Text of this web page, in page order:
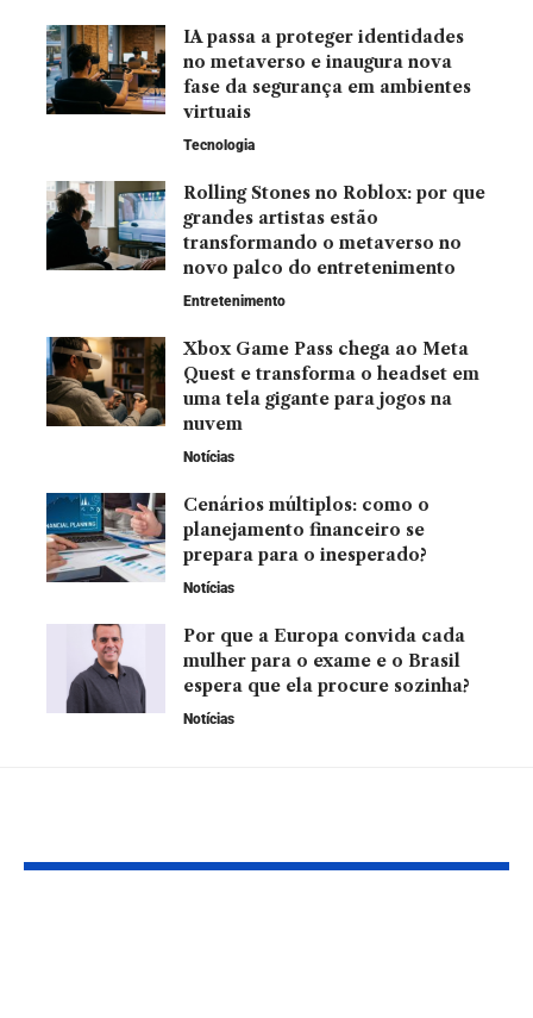
IA passa a proteger identidades
no metaverso e inaugura nova
fase da segurança em ambientes
virtuais
Tecnologia
Rolling Stones no Roblox: por que
grandes artistas estão
transformando o metaverso no
novo palco do entretenimento
Entretenimento
Xbox Game Pass chega ao Meta
Quest e transforma o headset em
uma tela gigante para jogos na
nuvem
Notícias
Cenários múltiplos: como o
planejamento financeiro se
prepara para o inesperado?
Notícias
Por que a Europa convida cada
mulher para o exame e o Brasil
espera que ela procure sozinha?
Notícias